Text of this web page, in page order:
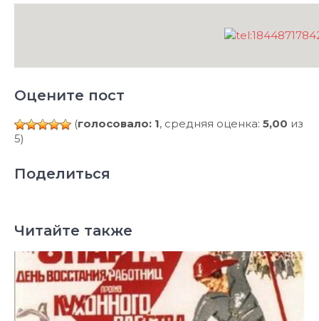
Оцените пост
(голосовало: 1, средняя оценка: 5,00 из
5)
Поделиться
Читайте также